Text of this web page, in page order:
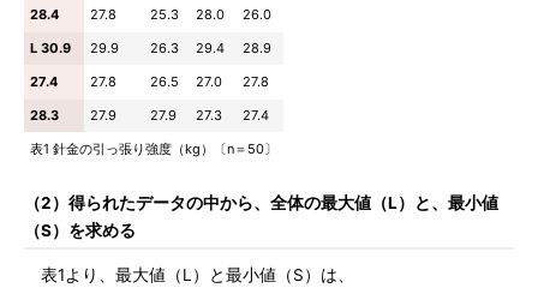
28.4
27.8 25.3 28.0
26.0
L 30.9 29.9 26.3 29.4
28.9
27.4
27.8 26.5 27.0
27.8
28.3
27.9 27.9 27.3
27.4
表1 針金の引っ張り強度（kg）〔n＝50〕
（2）得られたデータの中から、全体の最大値（L）と、最小値
（S）を求める
表1より、最大値（L）と最小値（S）は、